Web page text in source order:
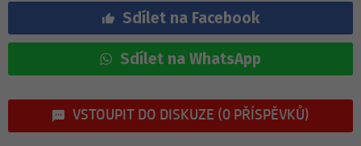
Sdílet na Facebook
Sdílet na WhatsApp
VSTOUPIT DO DISKUZE (0 PŘÍSPĚVKŮ)